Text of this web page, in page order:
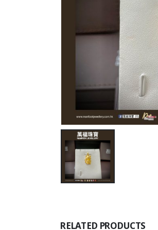
RELATED PRODUCTS